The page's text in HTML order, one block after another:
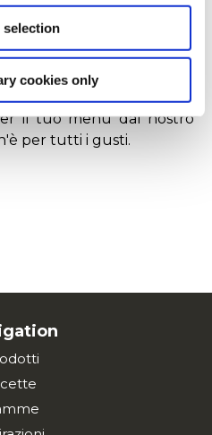
selection
cookies only
contorni di
tuoi piatti, aggiungendo
gusto che nella forma.
il tuo menù dal nostro
per tutti i gusti.